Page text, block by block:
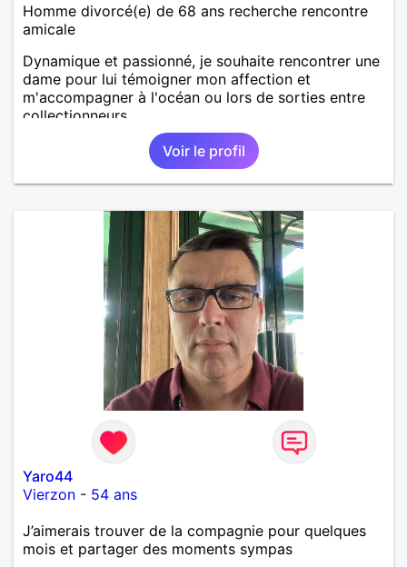
Homme divorcé(e) de 68 ans recherche rencontre
amicale
Dynamique et passionné, je souhaite rencontrer une
dame pour lui témoigner mon affection et
m'accompagner à l'océan ou lors de sorties entre
collectionneurs.
Voir le profil
Yaro44
Vierzon - 54 ans
J’aimerais trouver de la compagnie pour quelques
mois et partager des moments sympas